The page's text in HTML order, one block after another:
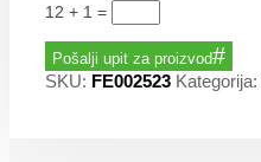
12 + 1 =
Pošalji upit za proizvod
SKU: FE002523 Kategorija: